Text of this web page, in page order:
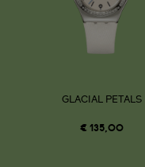
GLACIAL PETALS
€ 135,00